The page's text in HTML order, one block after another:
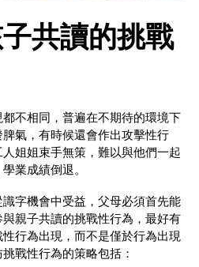
共讀的挑戰
不相同，普遍在不期待的環境下
氣，有時候還會作出攻擊性行
姐姐束手無策，難以與他們一起
業成績倒退。
字機會中受益，父母必須首先能
親子共讀的挑戰性行為，最好有
行為出現，而不是僅於行為出現
戰性行為的策略包括：